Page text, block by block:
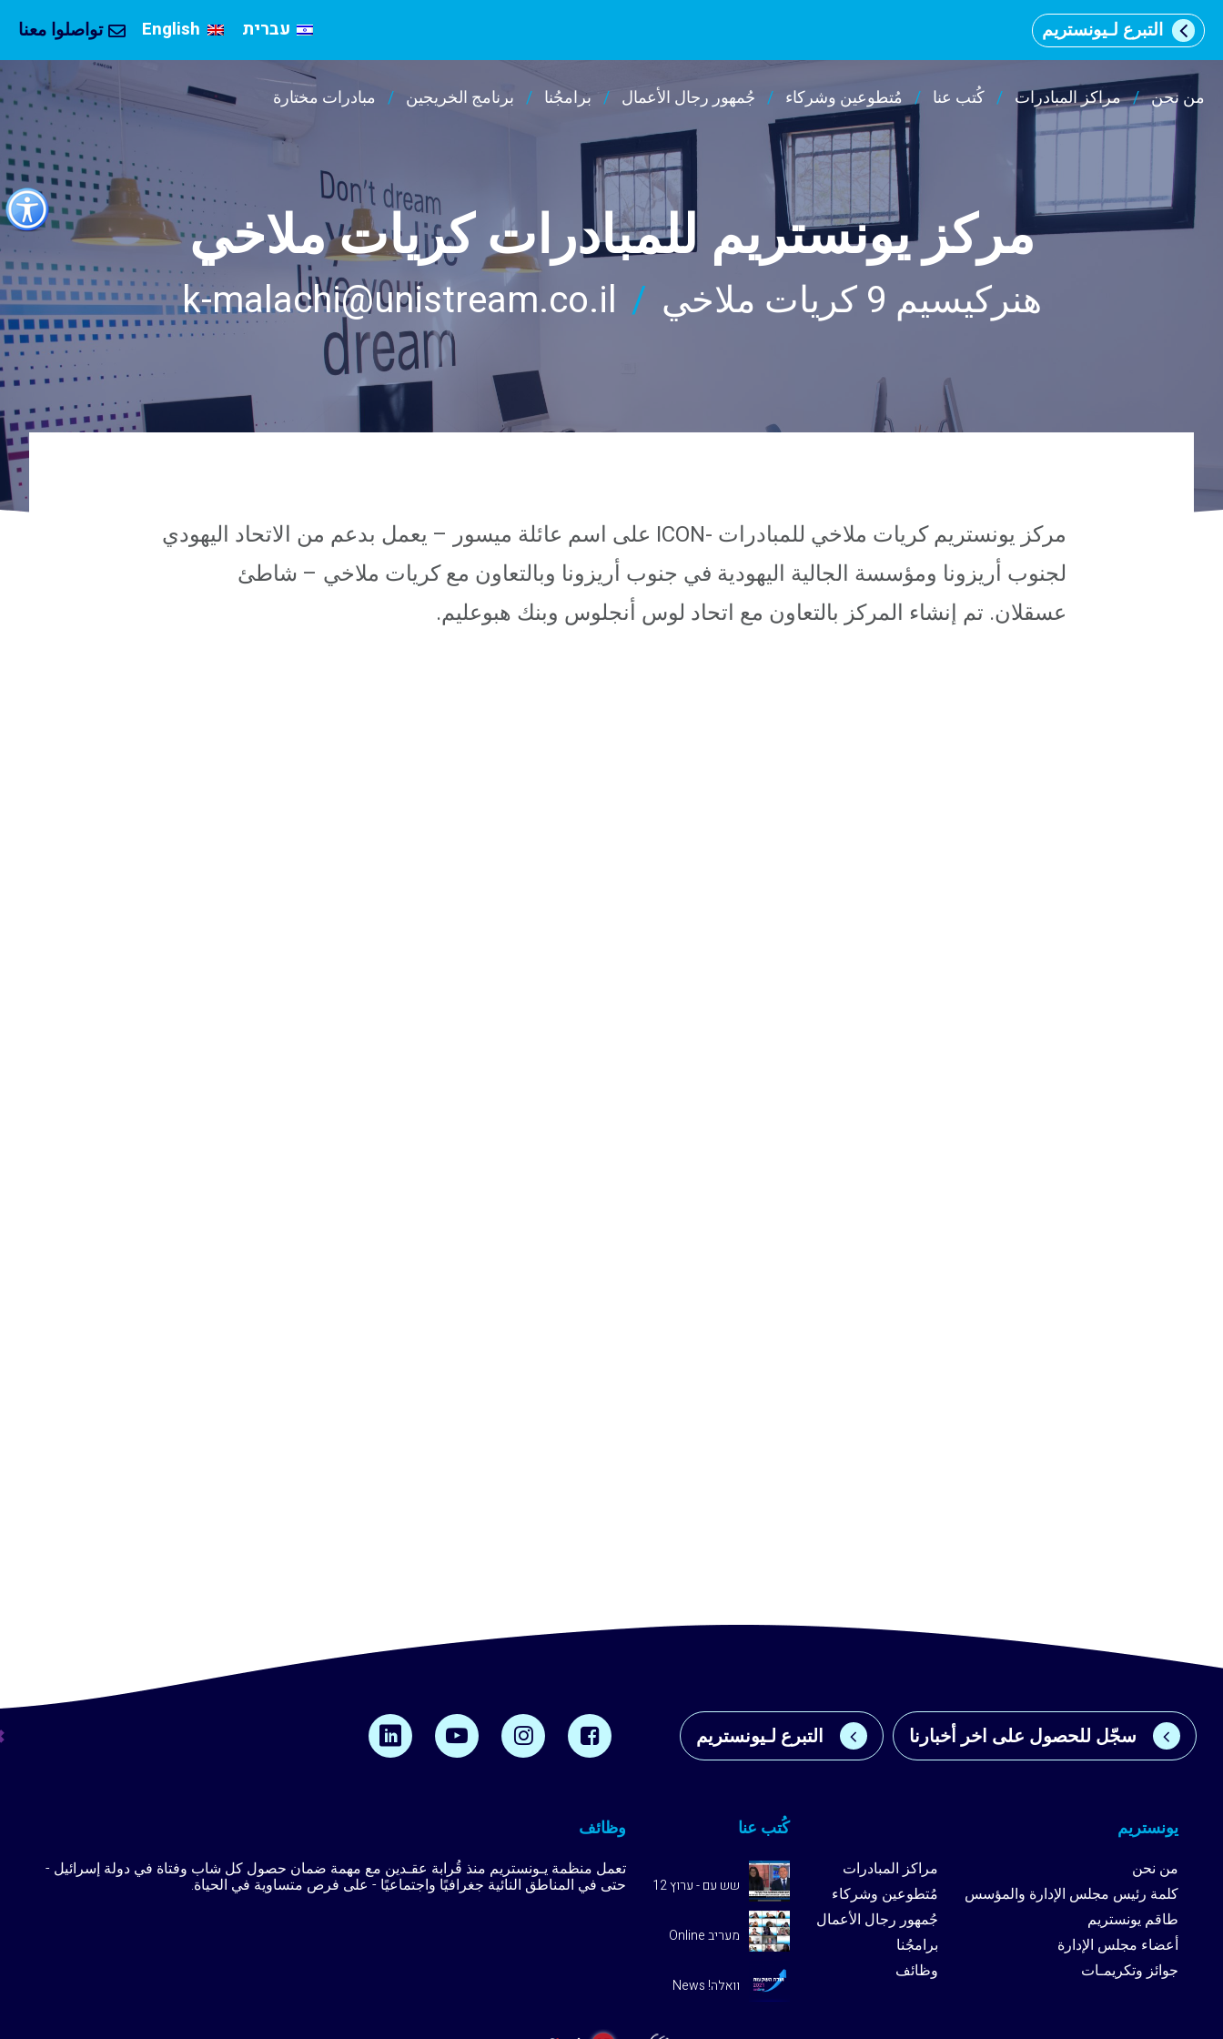
כפתור
לפתיחת
תפריט
נגישות
التبرع لـيونستريم עברית English تواصلوا معنا
من نحن مراكز المبادرات كُتب عنا مُتطوعين وشركاء جُمهور رجال الأعمال برامجُنا برنامج الخريجين مبادرات مختارة
מרכזי
مركز يونستريم للمبادرات كريات ملاخي
هنركيسيم 9 كريات ملاخي /
k-malachi@unistream.co.il
مركز يونستريم كريات ملاخي للمبادرات -ICON على اسم عائلة ميسور – يعمل بدعم من الاتحاد اليهودي
لجنوب أريزونا ومؤسسة الجالية اليهودية في جنوب أريزونا وبالتعاون مع كريات ملاخي – شاطئ
عسقلان. تم إنشاء المركز بالتعاون مع اتحاد لوس أنجلوس وبنك هبوعليم.
سجّل للحصول على اخر أخبارنا التبرع لـيونستريم
يونستريم
من نحن
كلمة رئيس مجلس الإدارة والمؤسس
طاقم يونستريم
أعضاء مجلس الإدارة
جوائز وتكريمـات
مراكز المبادرات
مُتطوعين وشركاء
جُمهور رجال الأعمال
برامجُنا
وظائف
كُتب عنا
שש עם - ערוץ 12
מעריב Online
וואלה! News
وظائف
تعمل منظمة يـونستريم منذ قُرابة عقـدين مع مهمة ضمان حصول كل شاب وفتاة في دولة إسرائيل -
حتى في المناطق النائية جغرافيًا واجتماعيًا - على فرص متساوية في الحياة.